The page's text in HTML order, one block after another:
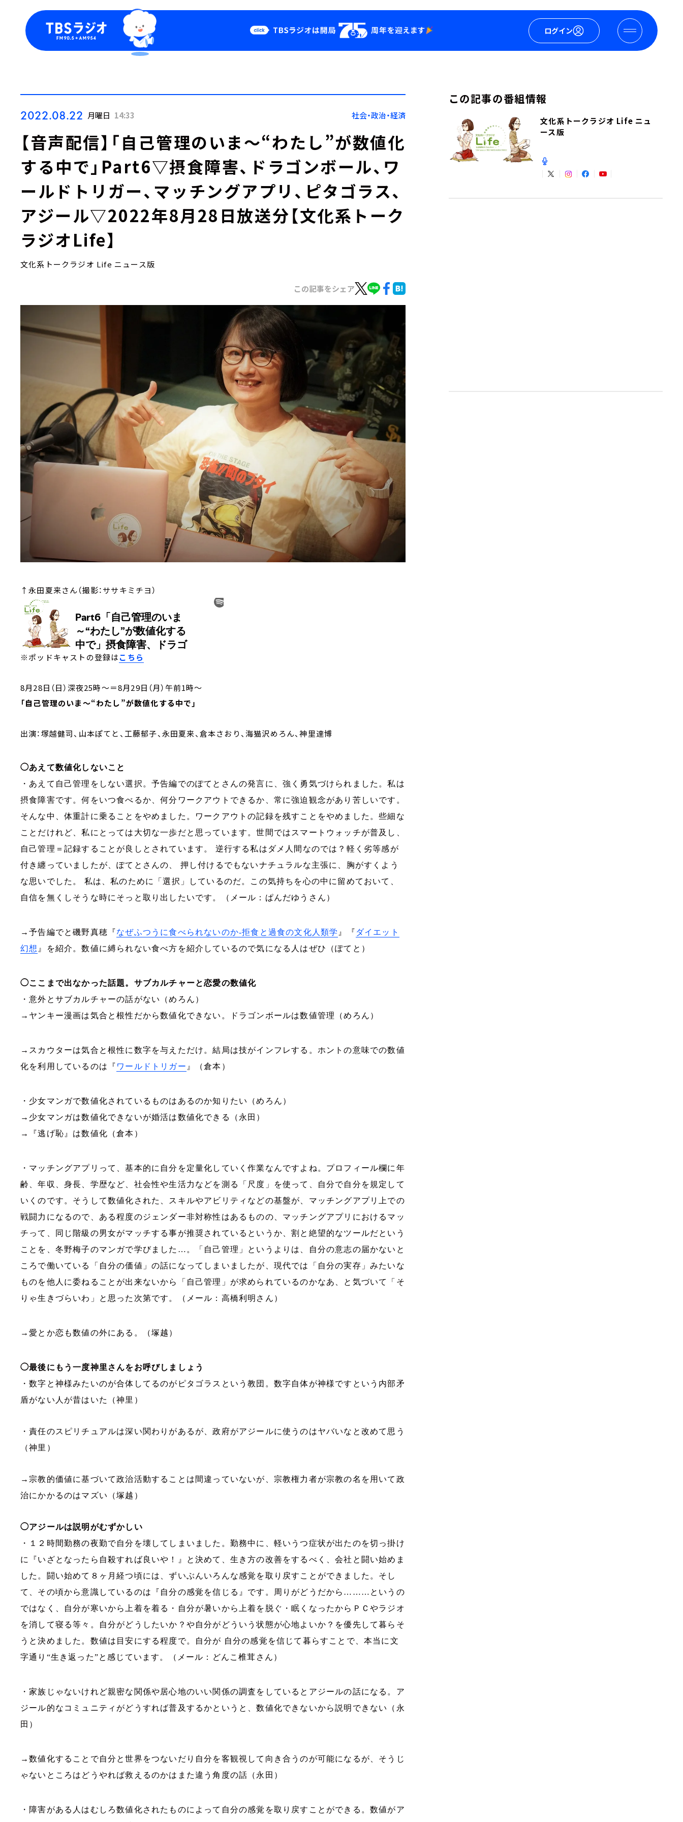
ログイン
Podcast
YouTube
会社情報
2022.08.22 月曜日 14:33 社会・政治・経済
【音声配信】「自己管理のいま～“わたし”が数値化
する中で」Part6▽摂食障害、ドラゴンボール、ワ
ールドトリガー、マッチングアプリ、ピタゴラス、
アジール▽2022年8月28日放送分【文化系トーク
ラジオLife】
文化系トークラジオ Life ニュース版
この記事をシェア
↑永田夏来さん（撮影：ササキミチヨ）
※ポッドキャストの登録はこちら
8月28日（日）深夜25時～＝8月29日（月）午前1時～
「自己管理のいま～“わたし”が数値化する中で」
出演：塚越健司、山本ぽてと、工藤郁子、永田夏来、倉本さおり、海猫沢めろん、神里達博
◯あえて数値化しないこと
・あえて自己管理をしない選択。予告編でのぽてとさんの発言に、強く勇気づけられました。私は
摂食障害です。何をいつ食べるか、何分ワークアウトできるか、常に強迫観念があり苦しいです。
そんな中、体重計に乗ることをやめました。ワークアウトの記録を残すことをやめました。些細な
ことだけれど、私にとっては大切な一歩だと思っています。世間ではスマートウォッチが普及し、
自己管理＝記録することが良しとされています。
逆行する私はダメ人間なのでは？軽く劣等感が
付き纏っていましたが、ぽてとさんの、
押し付けるでもないナチュラルな主張に、胸がすくよう
な思いでした。
私は、私のために「選択」しているのだ。この気持ちを心の中に留めておいて、
自信を無くしそうな時にそっと取り出したいです。（メール：ぱんだゆうさん）
→予告編でと磯野真穂『なぜふつうに食べられないのか-拒食と過食の文化人類学 』『 ダイエット
幻想 』を紹介。数値に縛られない食べ方を紹介しているので気になる人はぜひ（ぽてと）
◯ここまで出なかった話題。サブカルチャーと恋愛の数値化
・意外とサブカルチャーの話がない（めろん）
→ヤンキー漫画は気合と根性だから数値化できない。ドラゴンボールは数値管理（めろん）
→スカウターは気合と根性に数字を与えただけ。結局は技がインフレする。ホントの意味での数値
化を利用しているのは『 ワールドトリガー 』（倉本）
・少女マンガで数値化されているものはあるのか知りたい（めろん）
→少女マンガは数値化できないが婚活は数値化できる（永田）
→『逃げ恥』は数値化（倉本）
・マッチングアプリって、基本的に自分を定量化していく作業なんですよね。プロフィール欄に年
齢、年収、身長、学歴など、社会性や生活力などを測る「尺度」を使って、自分で自分を規定して
いくのです。そうして数値化された、スキルやアビリティなどの基盤が、マッチングアプリ上での
戦闘力になるので、ある程度のジェンダー非対称性はあるものの、マッチングアプリにおけるマッ
チって、同じ階級の男女がマッチする事が推奨されているというか、割と絶望的なツールだという
ことを、冬野梅子のマンガで学びました…。「自己管理」というよりは、自分の意志の届かないと
ころで働いている「自分の価値」の話になってしまいましたが、現代では「自分の実存」みたいな
ものを他人に委ねることが出来ないから「自己管理」が求められているのかなあ、と気づいて「そ
りゃ生きづらいわ」と思った次第です。（メール：高橋利明さん）
→愛とか恋も数値の外にある。（塚越）
◯最後にもう一度神里さんをお呼びしましょう
・数字と神様みたいのが合体してるのがピタゴラスという教団。数字自体が神様ですという内部矛
盾がない人が昔はいた（神里）
・責任のスピリチュアルは深い関わりがあるが、政府がアジールに使うのはヤバいなと改めて思う
（神里）
→宗教的価値に基づいて政治活動することは間違っていないが、宗教権力者が宗教の名を用いて政
治にかかるのはマズい（塚越）
◯アジールは説明がむずかしい
・１２時間勤務の夜勤で自分を壊してしまいました。勤務中に、軽いうつ症状が出たのを切っ掛け
に『いざとなったら自殺すれば良いや！』と決めて、生き方の改善をするべく、会社と闘い始めま
した。闘い始めて８ヶ月経つ頃には、ずいぶんいろんな感覚を取り戻すことができました。そし
て、その頃から意識しているのは『自分の感覚を信じる』です。周りがどうだから………というの
ではなく、自分が寒いから上着を着る・自分が暑いから上着を脱ぐ・眠くなったからＰＣやラジオ
を消して寝る等々。自分がどうしたいか？や自分がどういう状態が心地よいか？を優先して暮らそ
うと決めました。数値は目安にする程度で。自分が 自分の感覚を信じて暮らすことで、本当に文
字通り“生き返った”と感じています。（メール：どんこ椎茸さん）
・家族じゃないけれど親密な関係や居心地のいい関係の調査をしているとアジールの話になる。ア
ジール的なコミュニティがどうすれば普及するかというと、数値化できないから説明できない（永
田）
→数値化することで自分と世界をつないだり自分を客観視して向き合うのが可能になるが、そうじ
ゃないところはどうやれば救えるのかはまた違う角度の話（永田）
・障害がある人はむしろ数値化されたものによって自分の感覚を取り戻すことができる。数値がア
この記事の番組情報
文化系トークラジオ Life ニュ
ース版